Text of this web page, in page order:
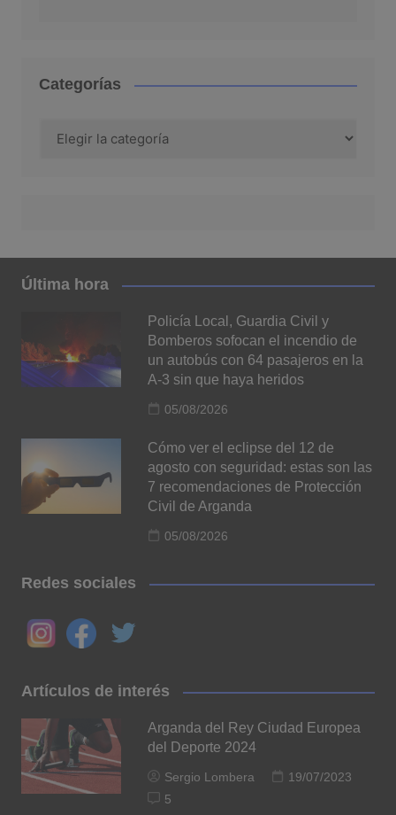
Categorías
Última hora
Policía Local, Guardia Civil y
Bomberos sofocan el incendio de
un autobús con 64 pasajeros en la
A-3 sin que haya heridos
05/08/2026
Cómo ver el eclipse del 12 de
agosto con seguridad: estas son las
7 recomendaciones de Protección
Civil de Arganda
05/08/2026
Redes sociales
Artículos de interés
Arganda del Rey Ciudad Europea
del Deporte 2024
Sergio Lombera
19/07/2023
5